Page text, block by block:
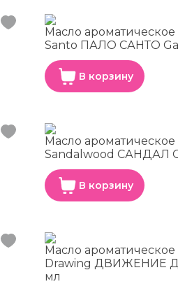
Масло
Santo ПАЛО САНТО
В корзину
Масло
Sandalwood САНДАЛ
В корзину
Масло
Drawing ДВИЖЕНИЕ
мл